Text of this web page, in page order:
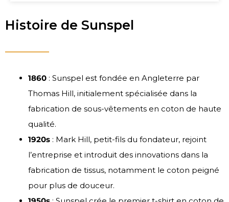
Histoire de Sunspel
1860 : Sunspel est fondée en Angleterre par
Thomas Hill, initialement spécialisée dans la
fabrication de sous-vêtements en coton de haute
qualité.
1920s : Mark Hill, petit-fils du fondateur, rejoint
l’entreprise et introduit des innovations dans la
fabrication de tissus, notamment le coton peigné
pour plus de douceur.